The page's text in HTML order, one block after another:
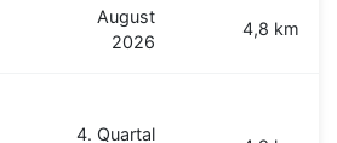
August
2026
4,8 km
4. Quartal